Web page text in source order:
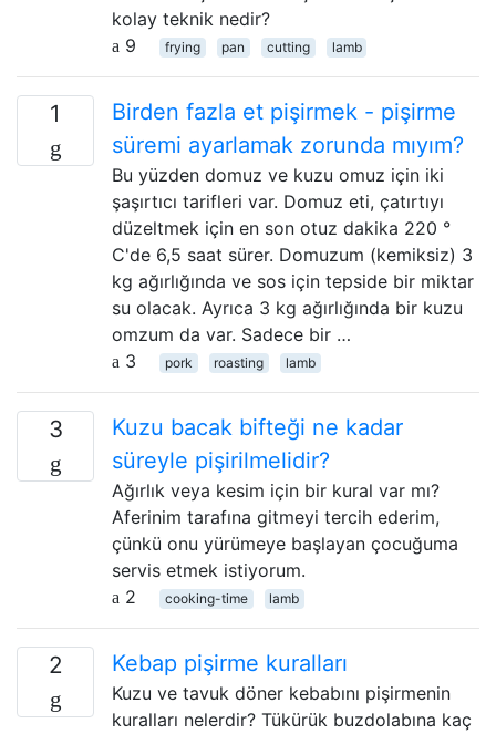
kolay teknik nedir?
9
frying pan cutting lamb
1
Birden fazla et pişirmek - pişirme
süremi ayarlamak zorunda mıyım?
Bu yüzden domuz ve kuzu omuz için iki
şaşırtıcı tarifleri var. Domuz eti, çatırtıyı
düzeltmek için en son otuz dakika 220 °
C'de 6,5 saat sürer. Domuzum (kemiksiz) 3
kg ağırlığında ve sos için tepside bir miktar
su olacak. Ayrıca 3 kg ağırlığında bir kuzu
omzum da var. Sadece bir …
3
pork roasting lamb
3
Kuzu bacak bifteği ne kadar
süreyle pişirilmelidir?
Ağırlık veya kesim için bir kural var mı?
Aferinim tarafına gitmeyi tercih ederim,
çünkü onu yürümeye başlayan çocuğuma
servis etmek istiyorum.
2
cooking-time lamb
2 Kebap pişirme kuralları
Kuzu ve tavuk döner kebabını pişirmenin
kuralları nelerdir? Tükürük buzdolabına kaç